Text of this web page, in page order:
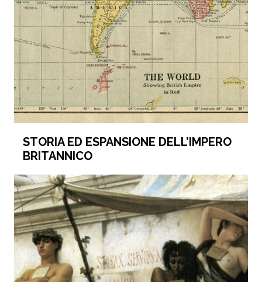
STORIA ED ESPANSIONE DELL’IMPERO
BRITANNICO